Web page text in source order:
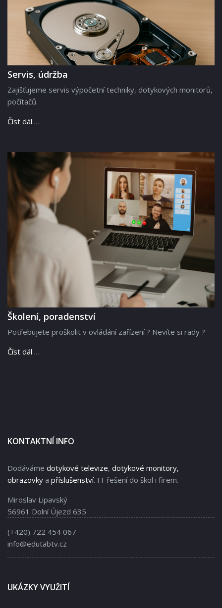
Servis, údržba
Zajišťujeme servis výpočetní techniky, dotykových monitorů,
počítačů.
Číst dál …
Školení, poradenství
Potřebujete proškolit v ovládání zařízení ? Nevíte si rady ?
Číst dál …
KONTAKTNÍ INFO
Dodáváme dotykové televize, dotykové monitory,
obrazovky a příslušenství. IT řešení do škol i firem.
Miroslav Lipavský
56961 Dolní Újezd 635
(+420) 722 454 067
info@edutabtv.cz
UKÁZKY VYUŽITÍ